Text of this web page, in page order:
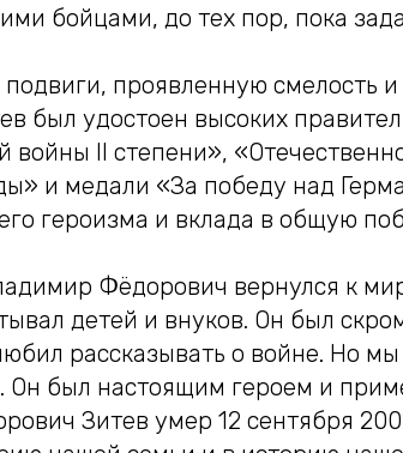
бойцами, до тех пор, пока
проявленную смелость
был удостоен высоких
войны II степени»,
и медали «За победу над
героизма и вклада в общую
Фёдорович вернулся к
детей и внуков. Он был
рассказывать о войне. Но мы
Он был настоящим героем и
Зитев умер 12 сентября